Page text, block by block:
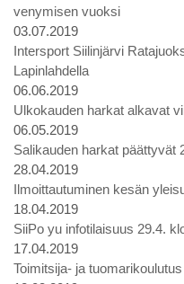
venymisen vuoksi
03.07.2019
Intersport Siilinjärvi
Lapinlahdella
06.06.2019
Ulkokauden harkat alkavat
06.05.2019
Salikauden harkat päättyvät
28.04.2019
Ilmoittautuminen kesän
18.04.2019
SiiPo yu infotilaisuus 29.4.
17.04.2019
Toimitsija- ja